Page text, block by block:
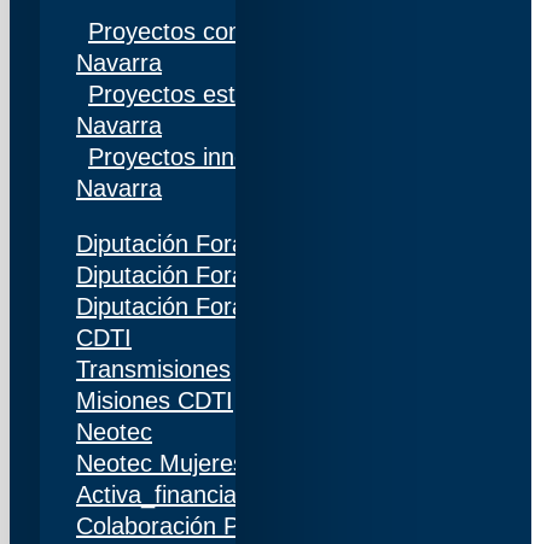
Proyectos competitivos I+D Gobierno de
Navarra
Proyectos estratégicos I+D Gobierno de
Navarra
Proyectos innovación Gobierno de
Navarra
Diputación Foral de Gipuzkoa
Diputación Foral de Bizkaia
Diputación Foral de Álava
CDTI
Transmisiones
Misiones CDTI
Neotec
Neotec Mujeres
Activa_financiación (IDI)
Colaboración Público-Privada (CPP)